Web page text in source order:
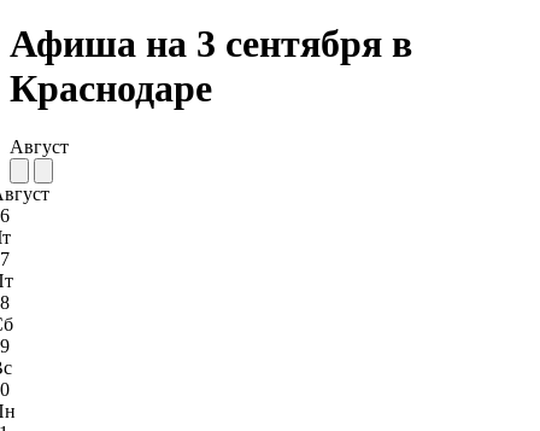
Афиша на 3 сентября в
Краснодаре
Август